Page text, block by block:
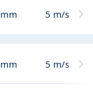
mm 5 m/s
mm 5 m/s